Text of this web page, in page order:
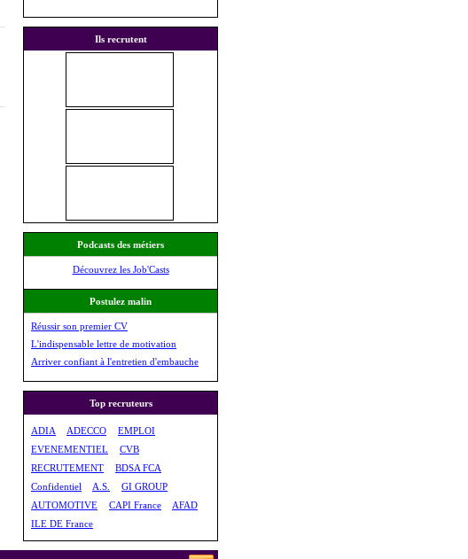
Ils recrutent
Podcasts des métiers
Découvrez les Job'Casts
Postulez malin
Réussir son premier CV
L'indispensable lettre de motivation
Arriver confiant à l'entretien d'embauche
Top recruteurs
ADIA ADECCO
EMPLOI
EVENEMENTIEL
CVB
RECRUTEMENT
BDSA FCA
Confidentiel
A.S.
GI GROUP
AUTOMOTIVE
CAPI France
AFAD
ILE DE France